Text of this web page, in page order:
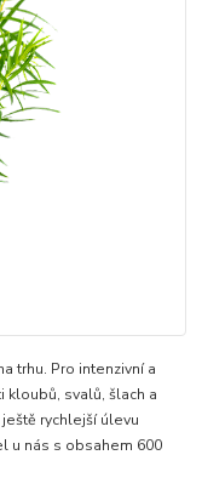
trhu. Pro intenzivní a
kloubů, svalů, šlach a
ještě rychlejší úlevu
u nás s obsahem 600